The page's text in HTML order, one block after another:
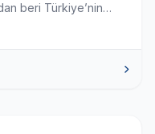
beri Türkiye’nin